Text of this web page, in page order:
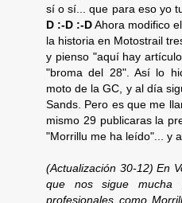
sí o sí... que para eso yo
D :-D :-DAhora modifico
la historia en Motostrail
y pienso "aquí hay
"broma del 28". Así lo
moto de la GC, y al día
Sands. Pero es que me
mismo 29 publicaras la
"Morrillu me ha leído"... y
(Actualización 30-12) En
que nos sigue mucha
profesionales como